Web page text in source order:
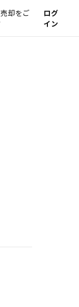
却をご
ログ
イン